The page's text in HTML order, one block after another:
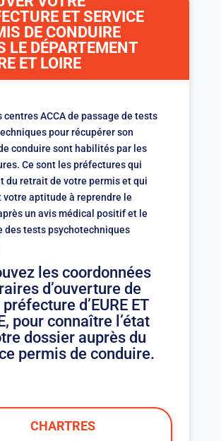
ET SERVICE
DE CONDUIRE
LE DÉPARTEMENT
ET LOIRE
centres ACCA de passage de tests
pour récupérer son
conduire sont habilités par les
Ce sont les préfectures qui
du retrait de votre permis et qui
votre aptitude à reprendre le
un avis médical positif et le
des tests psychotechniques
les coordonnées
d’ouverture de
d’EURE ET
pour connaître l’état
dossier auprès du
permis de conduire.
CHARTRES